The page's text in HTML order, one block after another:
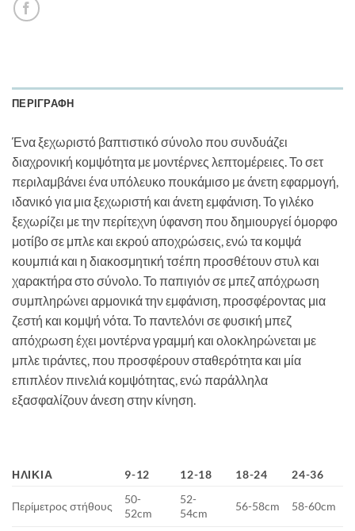
ΠΕΡΙΓΡΑΦΉ
Ένα ξεχωριστό βαπτιστικό σύνολο που συνδυάζει
διαχρονική κομψότητα με μοντέρνες λεπτομέρειες. Το σετ
περιλαμβάνει ένα υπόλευκο πουκάμισο με άνετη εφαρμογή,
ιδανικό για μια ξεχωριστή και άνετη εμφάνιση. Το γιλέκο
ξεχωρίζει με την περίτεχνη ύφανση που δημιουργεί όμορφο
μοτίβο σε μπλε και εκρού αποχρώσεις, ενώ τα κομψά
κουμπιά και η διακοσμητική τσέπη προσθέτουν στυλ και
χαρακτήρα στο σύνολο. Το παπιγιόν σε μπεζ απόχρωση
συμπληρώνει αρμονικά την εμφάνιση, προσφέροντας μια
ζεστή και κομψή νότα. Το παντελόνι σε φυσική μπεζ
απόχρωση έχει μοντέρνα γραμμή και ολοκληρώνεται με
μπλε τιράντες, που προσφέρουν σταθερότητα και μία
επιπλέον πινελιά κομψότητας, ενώ παράλληλα
εξασφαλίζουν άνεση στην κίνηση.
ΗΛΙΚΊΑ 9-12 12-18 18-24 24-36
Περίμετρος στήθους
50-
52cm
52-
54cm
56-58cm 58-60cm